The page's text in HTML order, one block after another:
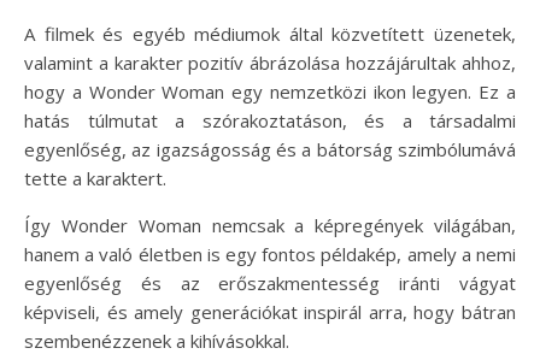
A filmek és egyéb médiumok által közvetített üzenetek,
valamint a karakter pozitív ábrázolása hozzájárultak ahhoz,
hogy a Wonder Woman egy nemzetközi ikon legyen. Ez a
hatás túlmutat a szórakoztatáson, és a társadalmi
egyenlőség, az igazságosság és a bátorság szimbólumává
tette a karaktert.
Így Wonder Woman nemcsak a képregények világában,
hanem a való életben is egy fontos példakép, amely a nemi
egyenlőség és az erőszakmentesség iránti vágyat
képviseli, és amely generációkat inspirál arra, hogy bátran
szembenézzenek a kihívásokkal.